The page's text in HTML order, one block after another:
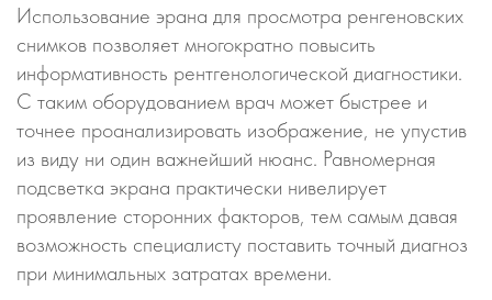
Использование эрана для просмотра ренгеновских
снимков позволяет многократно повысить
информативность рентгенологической диагностики.
С таким оборудованием врач может быстрее и
точнее проанализировать изображение, не упустив
из виду ни один важнейший нюанс. Равномерная
подсветка экрана практически нивелирует
проявление сторонних факторов, тем самым давая
возможность специалисту поставить точный диагноз
при минимальных затратах времени.